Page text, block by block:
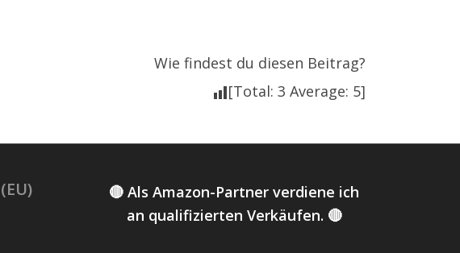
Wie findest du diesen Beitrag?
[Total: 3 Average: 5]
🔴 Als Amazon-Partner verdiene ich
an qualifizierten Verkäufen. 🔴